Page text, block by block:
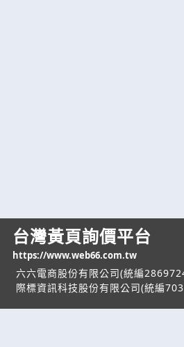
台灣黃頁詢價平台
https://www.web66.com.tw
六六電商股份有限公司(統編
際標資訊科技股份有限公司(統編